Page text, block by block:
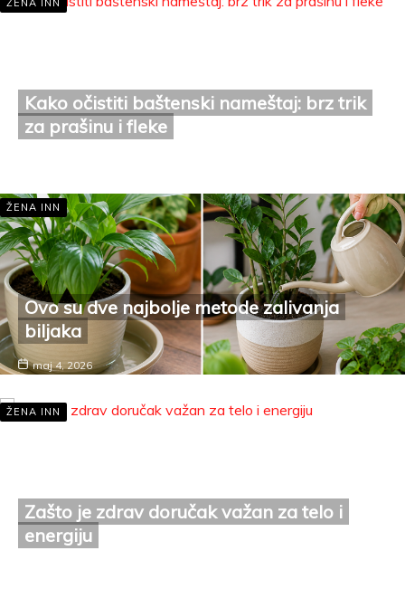
ŽENA INN
Kako očistiti baštenski nameštaj: brz trik
za prašinu i fleke
ŽENA INN
Ovo su dve najbolje metode zalivanja
biljaka
maj 4, 2026
ŽENA INN
Zašto je zdrav doručak važan za telo i
energiju